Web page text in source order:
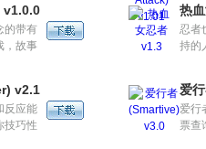
v1.0.0
的带有
，故事
敌人。
选择。
热
忍者
持的
作，
样的
v2.1
反应能
技巧性
爱
爱行
票查